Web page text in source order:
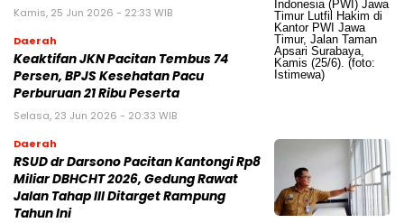
Kamis, 25 Jun 2026 - 22:33 WIB
Daerah
Keaktifan JKN Pacitan Tembus 74
Persen, BPJS Kesehatan Pacu
Perburuan 21 Ribu Peserta
Selasa, 23 Jun 2026 - 20:33 WIB
Daerah
RSUD dr Darsono Pacitan Kantongi Rp8
Miliar DBHCHT 2026, Gedung Rawat
Jalan Tahap III Ditarget Rampung
Tahun Ini